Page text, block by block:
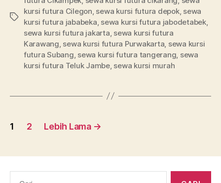
Tag
kursi futura Cilegon sewa kursi futura depok, sewa
kursi futura jababeka sewa kursi futura jabodetabek,
sewa kursi futura jakarta sewa kursi futura
Karawang sewa kursi futura Purwakarta sewa kursi
futura Subang sewa kursi futura tangerang sewa
kursi futura Teluk Jambe, sewa kursi murah
Paginasi
1 2 Lebih Lama →